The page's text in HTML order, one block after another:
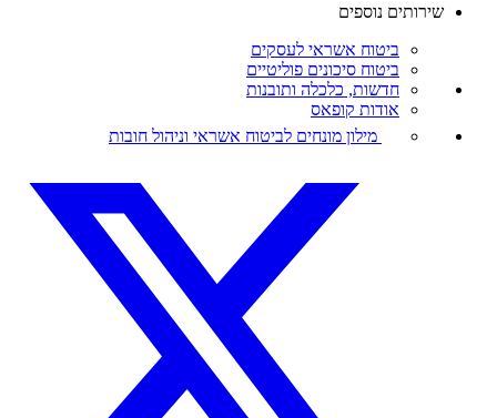
שירותים נוספים
ביטוח אשראי לעסקים
ביטוח סיכונים פוליטיים
חדשות, כלכלה ותובנות
אודות קופאס
מילון מונחים לביטוח אשראי וניהול חובות